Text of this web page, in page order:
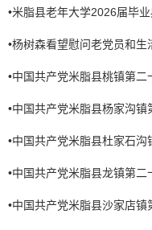
•米脂县老年大学2026届毕
•杨树森看望慰问老党员和生
•中国共产党米脂县桃镇第二
•中国共产党米脂县杨家沟
•中国共产党米脂县杜家石
•中国共产党米脂县龙镇第二
•中国共产党米脂县沙家店